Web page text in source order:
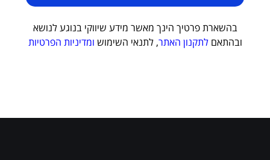
בהשארת פרטיך הינך מאשר מידע שיווקי בנוגע לנושא
ובהתאם לתקנון האתר, לתנאי השימוש ומדיניות הפרטיות